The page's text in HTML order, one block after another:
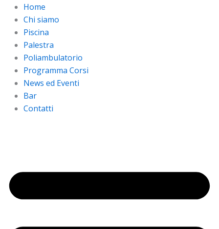
Home
Chi siamo
Piscina
Palestra
Poliambulatorio
Programma Corsi
News ed Eventi
Bar
Contatti